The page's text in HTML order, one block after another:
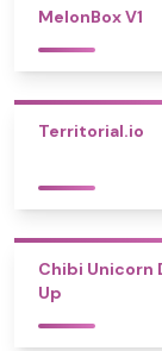
MelonBox V1
Territorial.io
Chibi Unicorn
Up